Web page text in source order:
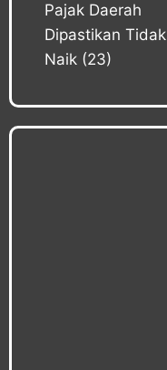
Pajak Daerah
Dipastikan Tidak
Naik (23)